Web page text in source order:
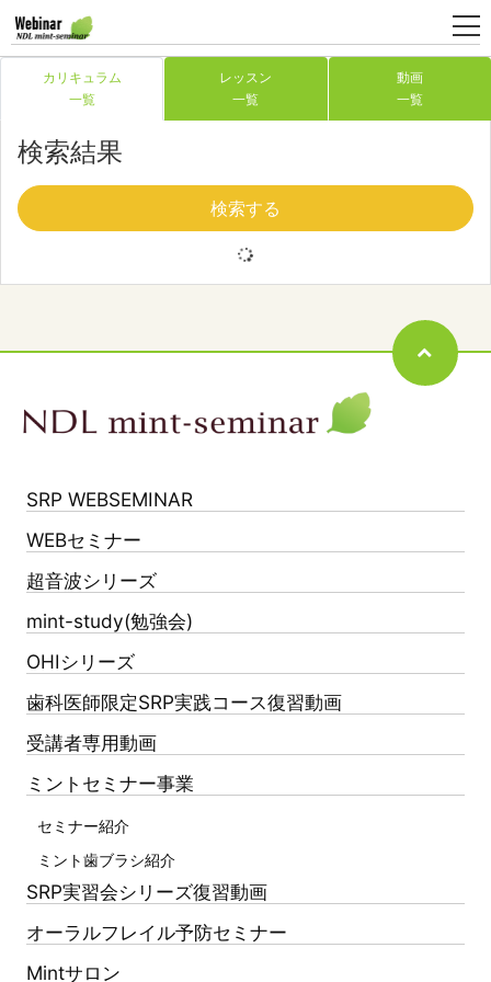
カリキュラム
一覧
レッスン
一覧
動画
一覧
検索結果
検索する
SRP WEBSEMINAR
WEBセミナー
超音波シリーズ
mint-study(勉強会)
OHIシリーズ
歯科医師限定SRP実践コース復習動画
受講者専用動画
ミントセミナー事業
セミナー紹介
ミント歯ブラシ紹介
SRP実習会シリーズ復習動画
オーラルフレイル予防セミナー
Mintサロン